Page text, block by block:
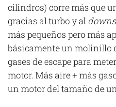
cilindros) corre más que
gracias al turbo y al
más pequeños pero más
básicamente un molinillo
gases de escape para
motor. Más aire + más
un motor del tamaño de